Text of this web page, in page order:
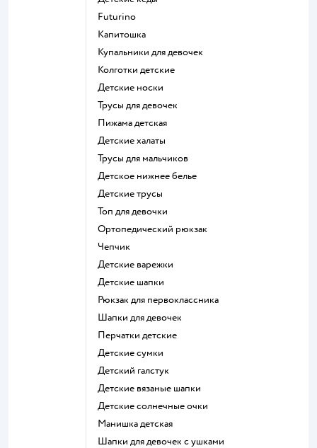
Futurino
Капитошка
Купальники для девочек
Колготки детские
Детские носки
Трусы для девочек
Пижама детская
Детские халаты
Трусы для мальчиков
Детское нижнее белье
Детские трусы
Топ для девочки
Ортопедический рюкзак
Чепчик
Детские варежки
Детские шапки
Рюкзак для первоклассника
Шапки для девочек
Перчатки детские
Детские сумки
Детский галстук
Детские вязаные шапки
Детские солнечные очки
Манишка детская
Шапки для девочек с ушками